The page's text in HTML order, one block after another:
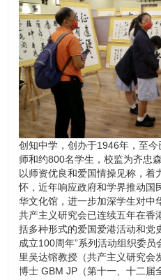
创知中学，创办于1946年，至
师和约800名学生，校监为齐忠
以师资优良和爱国情操见称，
怀，近年响应政府和学界推动国
华文化馆，进一步加深学生对中
共产主义研究会已连续五年在香
括多种形式的爱国爱港活动和党
成立100周年”系列活动组织委
里吴达镕教授（共产主义研究会
博士 GBM JP（第十一、十二届